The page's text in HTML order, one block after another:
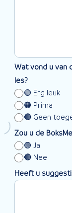
Wat vond u van
les?
🟢 Erg leuk
🟠 Prima
🔴 Geen
Zou u de
🟢 Ja
🔴 Nee
Heeft u